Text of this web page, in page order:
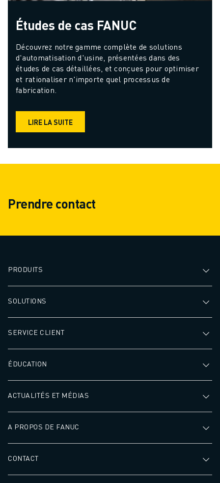
Études de cas FANUC
Découvrez notre gamme complète de solutions
d'automatisation d'usine, présentées dans des
études de cas détaillées, et conçues pour optimiser
et rationaliser n'importe quel processus de
fabrication.
LIRE LA SUITE
Prendre contact
PRODUITS
SOLUTIONS
SERVICE CLIENT
ÉDUCATION
ACTUALITÉS ET MÉDIAS
A PROPOS DE FANUC
CONTACT